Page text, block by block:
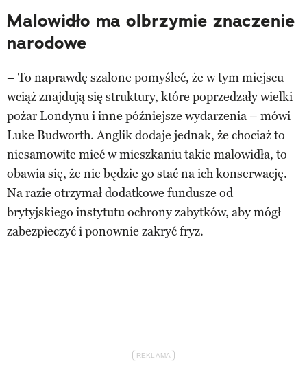
Malowidło ma olbrzymie znaczenie
narodowe
– To naprawdę szalone pomyśleć, że w tym miejscu
wciąż znajdują się struktury, które poprzedzały wielki
pożar Londynu i inne późniejsze wydarzenia – mówi
Luke Budworth. Anglik dodaje jednak, że chociaż to
niesamowite mieć w mieszkaniu takie malowidła, to
obawia się, że nie będzie go stać na ich konserwację.
Na razie otrzymał dodatkowe fundusze od
brytyjskiego instytutu ochrony zabytków, aby mógł
zabezpieczyć i ponownie zakryć fryz.